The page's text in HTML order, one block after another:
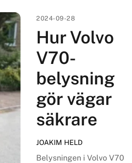
2024-09-28
Hur Volvo
V70-
belysning
gör vägar
säkrare
JOAKIM HELD
Belysningen i Volvo V70